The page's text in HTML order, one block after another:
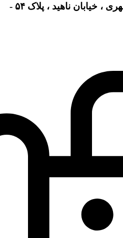
ولیعصر، بین بهشتی و مطهری ، خیابان ناهید ، پلاک ۵۴ -